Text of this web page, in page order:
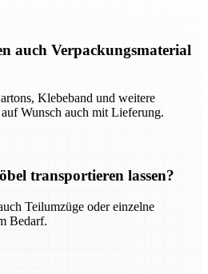
auch Verpackungsmaterial
Klebeband und weitere
Wunsch auch mit Lieferung.
transportieren lassen?
Teilumzüge oder einzelne
Bedarf.